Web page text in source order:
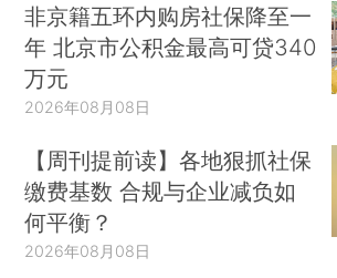
非京籍五环内购房社保降至一
年 北京市公积金最高可贷340
万元
2026年08月08日
【周刊提前读】各地狠抓社保
缴费基数 合规与企业减负如
何平衡？
2026年08月08日